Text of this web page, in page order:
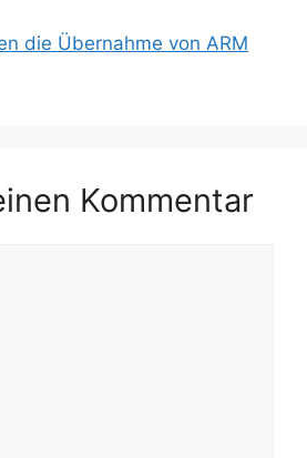
die Übernahme von ARM
Kommentar